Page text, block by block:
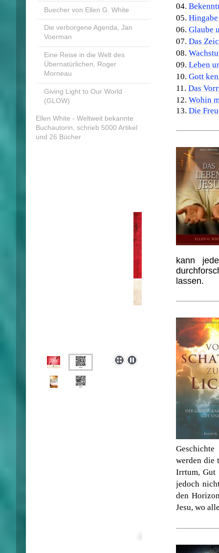
04.
05.
06. Glaube
07. Das
08.
09. Leben
10. Gott
11. Das
12. Wohin
13. Die
kann
lassen.
werden die
Irrtum, Gut
jedoch
den
Jesu, wo
Buecher von Ellen G. White
Die verborgene Agenda, Jan
Voerman
Eine Reise in die Welt des
Übernatürlichen, Roger
Morneau
Giving Light to Our World
(GLOW)
Ellen White - Weltweit bekannte
Buchautorin, schrieb 5000 Artikel
und 26 Bücher